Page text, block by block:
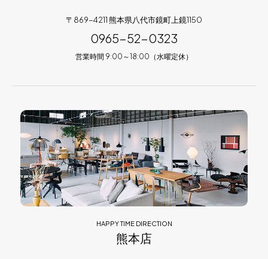
〒869-4211 熊本県八代市鏡町上鏡1150
0965-52-0323
営業時間 9:00～18:00（水曜定休）
HAPPY TIME DIRECTION
熊本店